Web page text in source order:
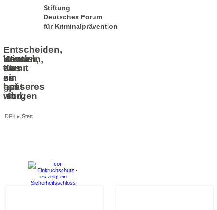
Stiftung
Deutsches Forum
für Kriminalprävention
Heute
für
ein
besseres
Morgen
Wissen,
was
zu
tun
ist.
Entscheiden,
bevor
es
zu
spät
ist.
Handeln,
damit
es
gut
wird.
DFK Start